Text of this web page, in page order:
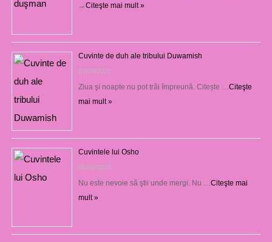
→Citeşte mai mult »
Cuvinte de duh ale tribului Duwamish
07/09/2023
Ziua şi noapte nu pot trăi împreună. Citește … Citeşte
mai mult »
Cuvintele lui Osho
06/09/2023
Nu este nevoie să ştii unde mergi. Nu … Citeşte mai
mult »